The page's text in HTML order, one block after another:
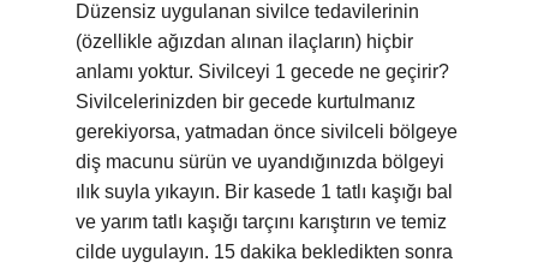
Düzensiz uygulanan sivilce tedavilerinin
(özellikle ağızdan alınan ilaçların) hiçbir
anlamı yoktur. Sivilceyi 1 gecede ne geçirir?
Sivilcelerinizden bir gecede kurtulmanız
gerekiyorsa, yatmadan önce sivilceli bölgeye
diş macunu sürün ve uyandığınızda bölgeyi
ılık suyla yıkayın. Bir kasede 1 tatlı kaşığı bal
ve yarım tatlı kaşığı tarçını karıştırın ve temiz
cilde uygulayın. 15 dakika bekledikten sonra